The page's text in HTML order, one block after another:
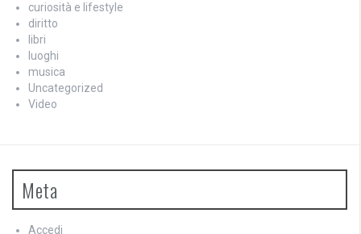
curiosità e lifestyle
diritto
libri
luoghi
musica
Uncategorized
Video
Meta
Accedi